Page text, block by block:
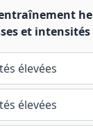
et intensités
élevées
élevées